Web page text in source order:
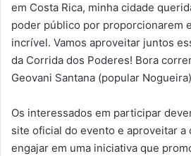
em Costa Rica, minha cidade
poder público por proporcionarem
incrível. Vamos aproveitar juntos
da Corrida dos Poderes! Bora
Geovani Santana (popular
Os interessados em participar
site oficial do evento e aproveitar a
engajar em uma iniciativa que